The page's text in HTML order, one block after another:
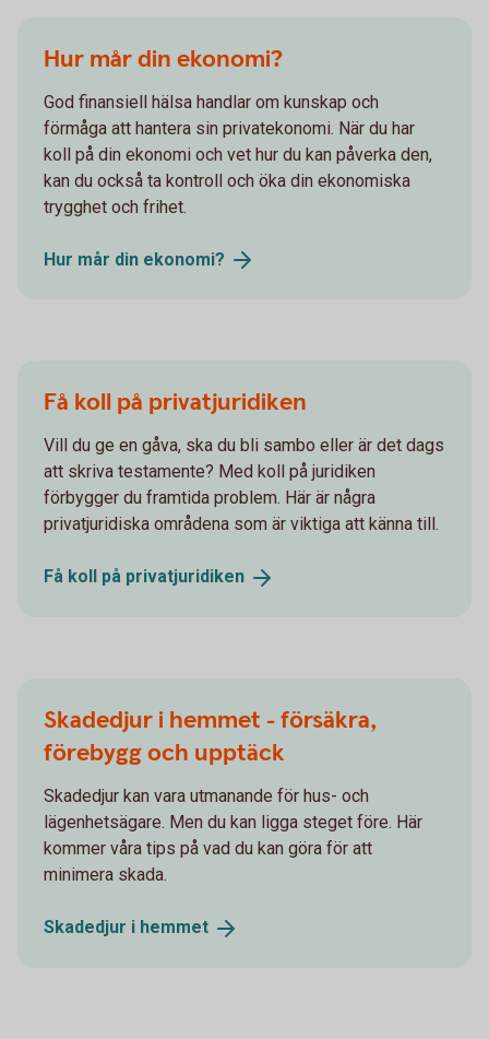
Hur mår din ekonomi?
God finansiell hälsa handlar om kunskap och
förmåga att hantera sin privatekonomi. När du har
koll på din ekonomi och vet hur du kan påverka den,
kan du också ta kontroll och öka din ekonomiska
trygghet och frihet.
Hur mår din ekonomi?
Få koll på privatjuridiken
Vill du ge en gåva, ska du bli sambo eller är det dags
att skriva testamente? Med koll på juridiken
förbygger du framtida problem. Här är några
privatjuridiska områdena som är viktiga att känna till.
Få koll på privatjuridiken
Skadedjur i hemmet - försäkra,
förebygg och upptäck
Skadedjur kan vara utmanande för hus- och
lägenhetsägare. Men du kan ligga steget före. Här
kommer våra tips på vad du kan göra för att
minimera skada.
Skadedjur i hemmet